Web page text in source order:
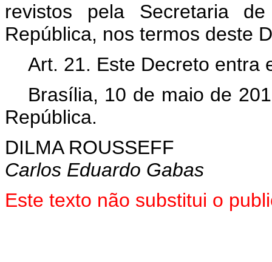
revistos pela Secretaria
República, nos termos deste
Art. 21. Este Decreto entra
Brasília, 10 de maio de
República.
DILMA ROUSSEFF
Carlos Eduardo Gabas
Este texto não substitui o